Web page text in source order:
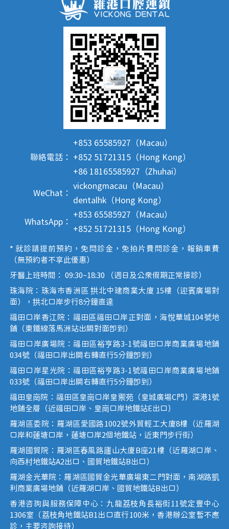
聯絡電話：
+853 65585927（Macau）
+852 51721315（Hong Kong）
+86 18165585927（Zhuhai）
WeChat：
vickongmacau（Macau）
dentalhk（Hong Kong）
WhatsApp：
+853 65585927（Macau）
+852 51721315（Hong Kong）
* 就診請提前預約，免問診金，免拍片費問診金，報銷車費
（無預約者不享此優惠）
牙醫上班時間： 09:30~18:30 （週日及公眾假期正常接診）
珠海院：珠海市香洲區 拱北中建商業大廈 15樓（迎賓廣場對
面），拱北口岸步行8分鐘直達
福田口岸香江院：福田區福田口岸正對面，海悅華城104號地
鋪（東鐵線落馬洲站出關對面即到）
福田口岸廣場院：福田區裕亨路3-1號福田口岸商業廣場地鋪
034號（福田口岸出關右轉直行5分鐘即到）
福田口岸星光院：福田區裕亨路3-1號福田口岸商業廣場地鋪
033號（福田口岸出關右轉直行5分鐘即到）
福田皇崗院：福田區皇崗口岸皇禦苑（皇城廣場C門）深港1號
地鋪全層（近福田口岸、皇崗口岸地鐵站E出口）
羅湖區委院：羅湖區愛國路1002號外貿輕工大廈8樓（近羅湖
口岸和蓮塘口岸，蓮塘口岸2個地鐵站，近東門步行街）
羅湖國貿院：羅湖區春風路廬山大廈B座21樓（近羅湖口岸、
向西村地鐵站A2出口、國貿地鐵站B出口）
羅湖金光華院：羅湖區國貿金光華廣場東二門對面，南湖路凱
利商業廣場地鋪（近羅湖口岸、國貿地鐵站B出口）
香港咨詢與服務保障中心：九龍荔枝角長裕街11號定豐中心
1306室（荔枝角地鐵站B1出口直行100米，香港辦公室暫不應
診，主要咨詢接待）